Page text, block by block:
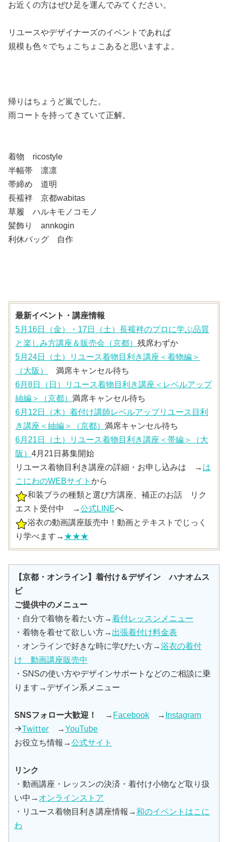
お近くの方はぜひ足を運んでみてください。
リユースやデザイナーズのイベントであれば
規模も色々でちょこちょこあると思いますよ。
帰りはちょうど嵐でした。
雨コートを持ってきていて正解。
着物 ricostyle
半幅帯 凛凛
帯締め 道明
長襦袢 京都wabitas
草履 ハルキモノコモノ
髪飾り annkogin
利休バッグ 自作
最新イベント・講座情報
5月16日（金）・17日（土）長襦袢のプロに学ぶ品質
と楽しみ方講座＆販売会（京都） 残席わずか
5月24日（土）リユース着物目利き講座＜着物編＞
（大阪）
満席キャンセル待ち
6月8日（日）リユース着物目利き講座＜レベルアップ
紬編＞（京都） 満席キャンセル待ち
6月12日（木）着付け講師レベルアップリユース目利
き講座＜紬編＞（京都） 満席キャンセル待ち
6月21日（土）リユース着物目利き講座＜帯編＞（大
阪） 4月21日募集開始
リユース着物目利き講座の詳細・お申し込みは → は
こにわのWEBサイト から
和装ブラの種類と選び方講座、補正のお話 リク
エスト受付中 →公式LINEへ
浴衣の動画講座販売中！動画とテキストでじっく
り学べます→ ★★★
【京都・オンライン】着付け＆デザイン ハナオムス
ビ
ご提供中のメニュー
・自分で着物を着たい方→着付レッスンメニュー
・着物を着せて欲しい方→ 出張着付け料金表
・オンラインで好きな時に学びたい方→浴衣の着付
け 動画講座販売中
・SNSの使い方やデザインサポートなどのご相談に乗
ります→デザイン系メニュー
SNSフォロー大歓迎！ → Facebook → Instagram
→Twitter →YouTube
お役立ち情報→公式サイト
リンク
・動画講座・レッスンの決済・着付け小物など取り扱
い中→ オンラインストア
・リユース着物目利き講座情報→和のイベントはこに
わ